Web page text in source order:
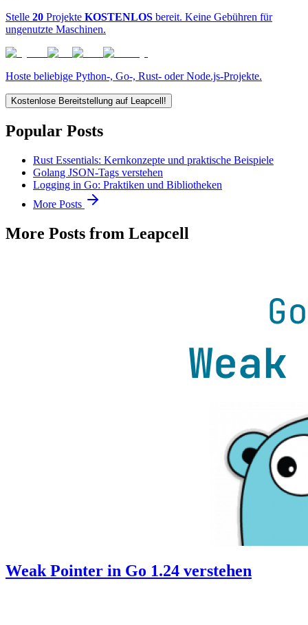
Stelle 20 Projekte KOSTENLOS bereit. Keine Gebühren für
ungenutzte Maschinen.
Hoste beliebige Python-, Go-, Rust- oder Node.js-Projekte.
Kostenlose Bereitstellung auf Leapcell!
Popular Posts
Rust Essentials: Kernkonzepte und praktische Beispiele
Golang JSON-Tags verstehen
Logging in Go: Praktiken und Bibliotheken
More Posts
More Posts from Leapcell
Weak Pointer in Go 1.24 verstehen